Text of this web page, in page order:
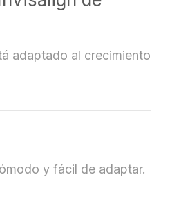
adaptado al crecimiento
y fácil de adaptar.